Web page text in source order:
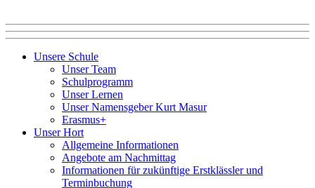
Unsere Schule
Unser Team
Schulprogramm
Unser Lernen
Unser Namensgeber Kurt Masur
Erasmus+
Unser Hort
Allgemeine Informationen
Angebote am Nachmittag
Informationen für zukünftige Erstklässler und
Terminbuchung